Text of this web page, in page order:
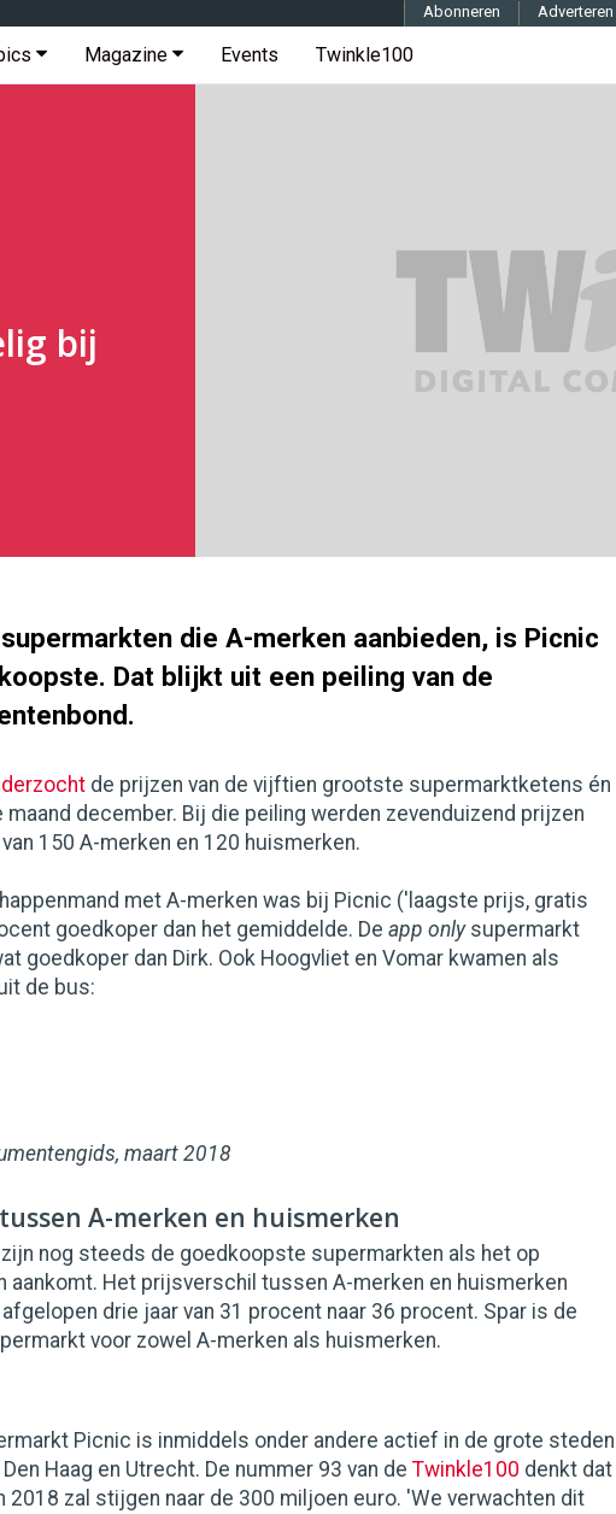
Magazine Events Twinkle100
Abonneren Adverteren
bij
die A-merken aanbieden, is Picnic
Dat blijkt uit een peiling van de
de prijzen van de vijftien grootste supermarktketens én
maand december. Bij die peiling werden zevenduizend prijzen
150 A-merken en 120 huismerken.
met A-merken was bij Picnic ('laagste prijs, gratis
goedkoper dan het gemiddelde. De app onlysupermarkt
goedkoper dan Dirk. Ook Hoogvliet en Vomar kwamen als
de bus:
maart 2018
A-merken en huismerken
nog steeds de goedkoopste supermarkten als het op
aankomt. Het prijsverschil tussen A-merken en huismerken
drie jaar van 31 procent naar 36 procent. Spar is de
voor zowel A-merken als huismerken.
Picnic is inmiddels onder andere actief in de grote steden
Haag en Utrecht. De nummer 93 van de Twinkle100 denkt dat
2018 zal stijgen naar de 300 miljoen euro. 'We verwachten dit